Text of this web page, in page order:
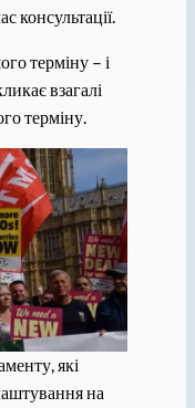
консультації.
терміну – і
взагалі
терміну.
які
на